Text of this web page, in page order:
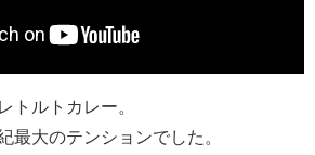
トルトカレー。
最大のテンションでした。